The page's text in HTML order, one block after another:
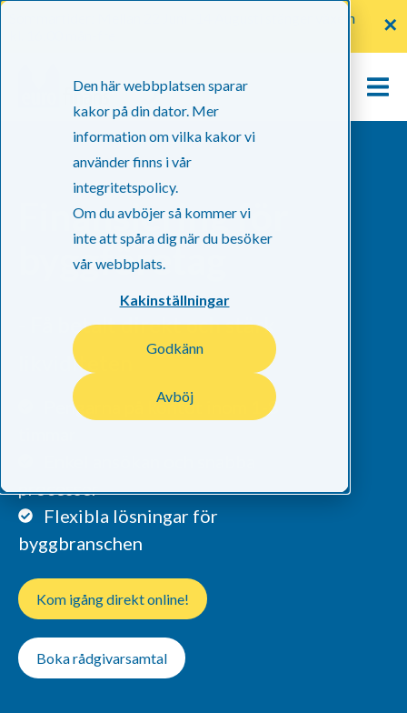
Den här webbplatsen sparar
kakor på din dator. Mer
information om vilka kakor vi
använder finns i vår
integritetspolicy.
Om du avböjer så kommer vi
inte att spåra dig när du besöker
vår webbplats.
Kakinställningar
Godkänn
Avböj
Sommartider: Mellan 22 Juni -14 Augusti stänger växeln
✕
Finansiering för
byggföretag
- Få betalt direkt och stärk
likviditeten
Pengarna på kontot inom 1-8
processer
Flexibla lösningar för
byggbranschen
Kom igång direkt online!
Boka rådgivarsamtal